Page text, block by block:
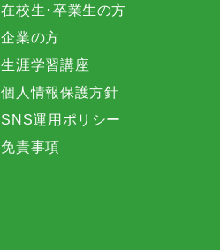
在校生･卒業生の方
企業の方
生涯学習講座
個人情報保護方針
SNS運用ポリシー
免責事項